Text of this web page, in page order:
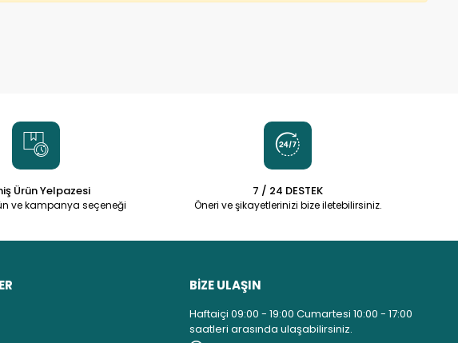
Ürün Yelpazesi
ve kampanya seçeneği
7 / 24 DESTEK
Öneri ve şikayetlerinizi bize iletebilirsiniz.
BİZE ULAŞIN
Haftaiçi 09:00 - 19:00 Cumartesi 10:00 - 17:00
saatleri arasında ulaşabilirsiniz.